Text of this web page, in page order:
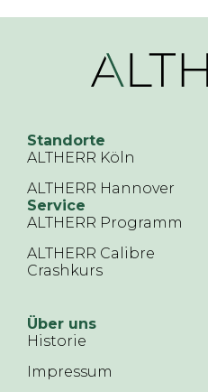
Standorte
ALTHERR Köln
ALTHERR Hannover
Service
ALTHERR Programm
ALTHERR Calibre
Crashkurs
Über uns
Historie
Impressum